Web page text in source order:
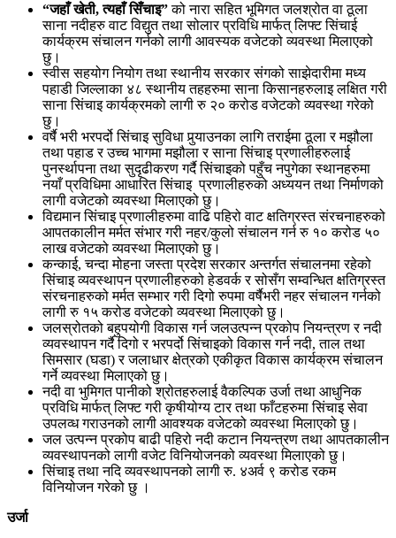
“जहाँ खेती,त्यहाँ सिँचाइ”को नारा सहित भूमिगत जलश्रोत वा ठूला
साना नदीहरु वाट विद्युत तथा सोलार प्रविधि मार्फत् लिफ्ट सिंचाई
कार्यक्रम संचालन गर्नको लागी आवस्यक वजेटको व्यवस्था मिलाएको
छु।
स्वीस सहयोग नियोग तथा स्थानीय सरकार संगको साझेदारीमा मध्य
पहाडी जिल्लाका ४८ स्थानीय तहहरुमा साना किसानहरुलाइ लक्षित गरी
साना सिंचाइ कार्यक्रमको लागी रु २० करोड वजेटको व्यवस्था गरेको
छु।
वर्षै भरी भरपर्दो सिंचाइ सुविधा पुर्‍याउनका लागि तराईमा ठूला र मझौला
तथा पहाड र उच्च भागमा मझौला र साना सिंचाइ प्रणालीहरुलाई
पुनर्स्थापना तथा सुदृढीकरण गर्दै सिंचाइको पहुँच नपुगेका स्थानहरुमा
नयाँ प्रविधिमा आधारित सिंचाइ प्रणालीहरुको अध्ययन तथा निर्माणको
लागी वजेटको व्यवस्था मिलाएको छु।
विद्यमान सिंचाइ प्रणालीहरुमा वाढि पहिरो वाट क्षतिग्रस्त संरचनाहरुको
आपतकालीन मर्मत संभार गरी नहर/कुलो संचालन गर्न रु १० करोड ५०
लाख वजेटको व्यवस्था मिलाएको छु।
कन्काई, चन्दा मोहना जस्ता प्रदेश सरकार अन्तर्गत संचालनमा रहेको
सिंचाइ व्यवस्थापन प्रणालीहरुको हेडवर्क र सोसँग सम्वन्धित क्षतिग्रस्त
संरचनाहरुको मर्मत सम्भार गरी दिगो रुपमा वर्षैभरी नहर संचालन गर्नको
लागी रु १५ करोड वजेटको व्यवस्था मिलाएको छु।
जलस्रोतको बहुपयोगी विकास गर्न जलउत्पन्न प्रकोप नियन्त्रण र नदी
व्यवस्थापन गर्दै दिगो र भरपर्दो सिंचाइको विकास गर्न नदी, ताल तथा
सिमसार (घडा) र जलाधार क्षेत्रको एकीकृत विकास कार्यक्रम संचालन
गर्ने व्यवस्था मिलाएको छु।
नदी वा भुमिगत पानीको श्रोतहरुलाई वैकल्पिक उर्जा तथा आधुनिक
प्रविधि मार्फत् लिफ्ट गरी कृषीयोग्य टार तथा फाँटहरुमा सिंचाइ सेवा
उपलव्ध गराउनको लागी आवश्यक वजेटको व्यवस्था मिलाएको छु।
जल उत्पन्न प्रकोप बाढी पहिरो नदी कटान नियन्त्रण तथा आपतकालीन
व्यवस्थापनको लागी वजेट विनियोजनको व्यवस्था मिलाएको छु।
सिंचाइ तथा नदि व्यवस्थापनको लागी रु. ४अर्व ९ करोड रकम
विनियोजन गरेको छु ।
उर्जा